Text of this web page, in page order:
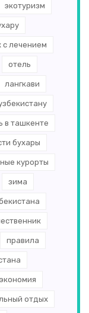
экотуризм
с лечением
отель
лангкави
в ташкенте
бухары
курорты
зима
правила
экономия
отдых